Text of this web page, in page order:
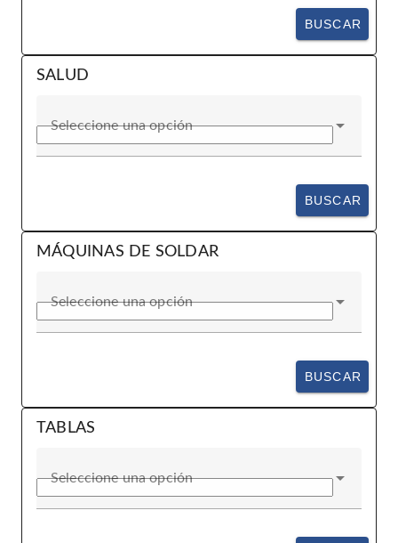
BUSCAR
SALUD
Seleccione una opción
BUSCAR
MÁQUINAS DE SOLDAR
Seleccione una opción
BUSCAR
TABLAS
Seleccione una opción